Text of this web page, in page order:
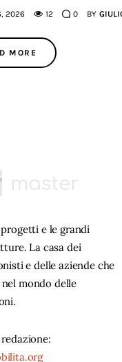
2026 12 0 BY
MORE
e le grandi
La casa dei
e delle aziende che
mondo delle